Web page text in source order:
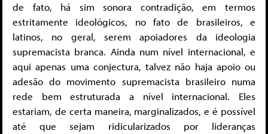
de fato, há sim sonora contradição, em termos
estritamente ideológicos, no fato de brasileiros, e
latinos, no geral, serem apoiadores da ideologia
supremacista branca. Ainda num nível internacional, e
aqui apenas uma conjectura, talvez não haja apoio ou
adesão do movimento supremacista brasileiro numa
rede bem estruturada a nível internacional. Eles
estariam, de certa maneira, marginalizados, e é possível
até que sejam ridicularizados por lideranças